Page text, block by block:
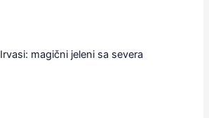
Irvasi: magični jeleni sa severa